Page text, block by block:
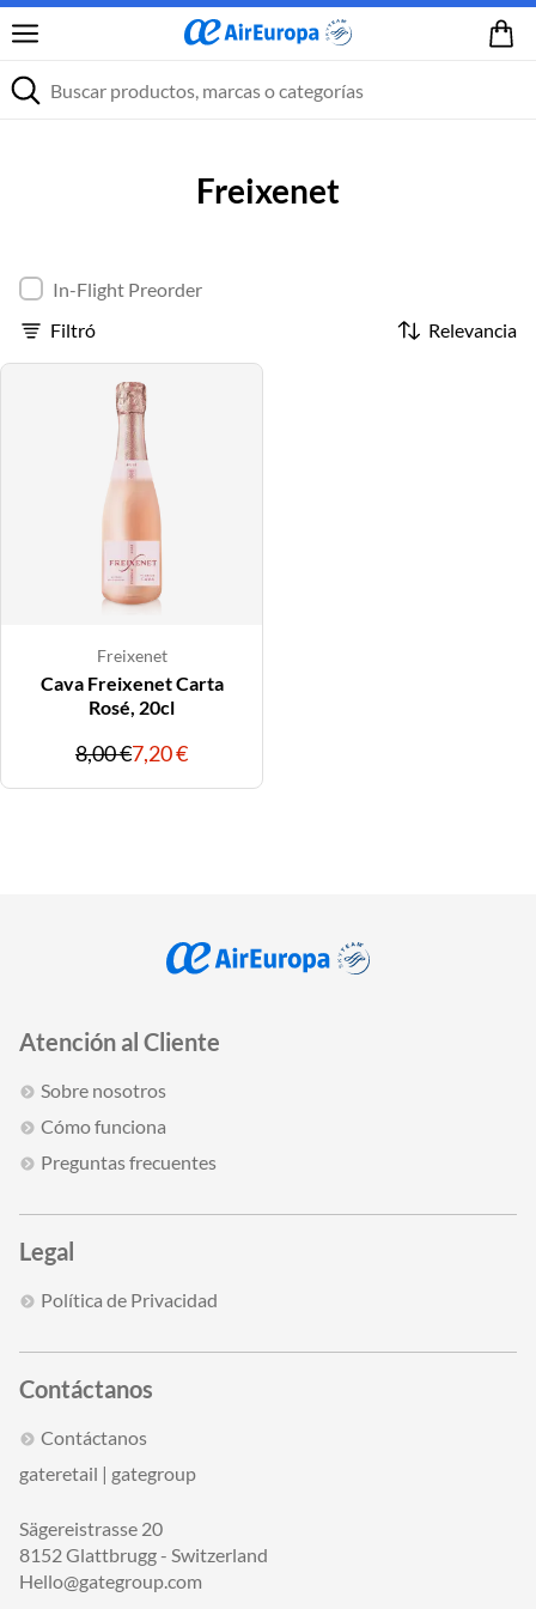
Freixenet
In-Flight Preorder
Relevancia
Filtró
Freixenet
Cava Freixenet Carta
Rosé, 20cl
8,00 €Precio
original
7,20 €Precio
con
Atención al Cliente
Sobre nosotros
Cómo funciona
Preguntas frecuentes
Legal
Política de Privacidad
Contáctanos
Contáctanos
gateretail | gategroup
Sägereistrasse 20
8152 Glattbrugg - Switzerland
Hello@gategroup.com